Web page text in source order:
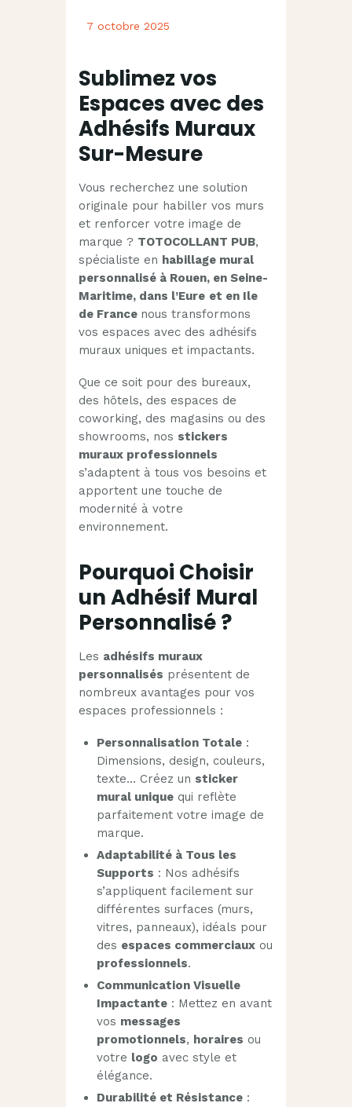
7 octobre 2025
Sublimez vos
Espaces avec des
Adhésifs Muraux
Sur-Mesure
Vous recherchez une solution
originale pour habiller vos murs
et renforcer votre image de
marque ? TOTOCOLLANT PUB,
spécialiste en habillage mural
personnalisé à Rouen, en Seine-
Maritime, dans l’Eure et en Ile
de France nous transformons
vos espaces avec des adhésifs
muraux uniques et impactants.
Que ce soit pour des bureaux,
des hôtels, des espaces de
coworking, des magasins ou des
showrooms, nos stickers
muraux professionnels
s’adaptent à tous vos besoins et
apportent une touche de
modernité à votre
environnement.
Pourquoi Choisir
un Adhésif Mural
Personnalisé ?
Les adhésifs muraux
personnalisés présentent de
nombreux avantages pour vos
espaces professionnels :
Personnalisation Totale:
Dimensions, design, couleurs,
texte… Créez un sticker
mural uniquequi reflète
parfaitement votre image de
marque.
Adaptabilité à Tous les
Supports : Nos adhésifs
s’appliquent facilement sur
différentes surfaces (murs,
vitres, panneaux), idéals pour
des espaces commerciauxou
professionnels.
Communication Visuelle
Impactante: Mettez en avant
vos messages
promotionnels, horaires ou
votre logo avec style et
élégance.
Durabilité et Résistance: